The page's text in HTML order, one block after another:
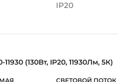
IP20
(130Вт, IP20, 11930Лм, 5К)